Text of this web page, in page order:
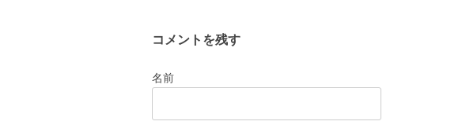
コメントを残す
名前